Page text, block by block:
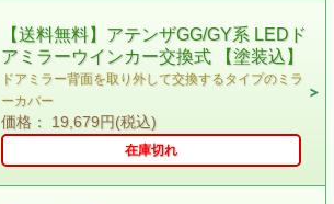
【送料無料】アテンザGG/GY系 LEDド
アミラーウインカー交換式 【塗装込】
ドアミラー背面を取り外して交換するタイプのミラ
ーカバー
価格： 19,679円(税込)
在庫切れ